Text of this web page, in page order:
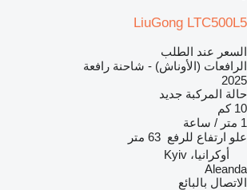
LiuGong LTC500L5
السعر عند الطلب
الرافعات (الأوناش) - شاحنة رافعة
2025
حالة المركبة جديد
10 كم
1 متر / ساعة
علو ارتفاع للرفع 63 متر
أوكرانيا، Kyiv
Aleanda
الاتصال بالبائع